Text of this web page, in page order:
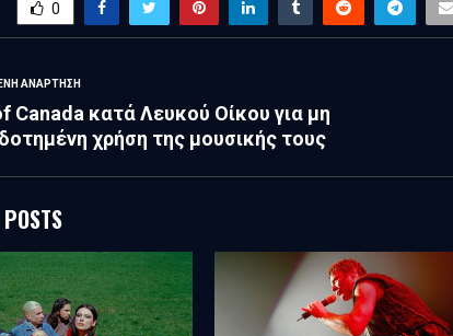
0
ΑΝΆΡΤΗΣΗ
Canada κατά Λευκού Οίκου για μη
χρήση της μουσικής τους